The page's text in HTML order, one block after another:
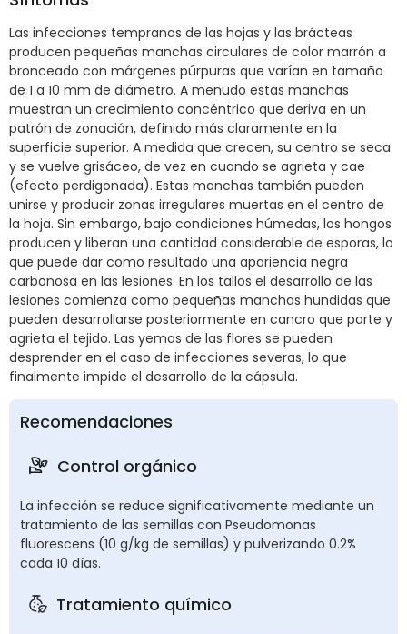
Las infecciones tempranas de las hojas y las brácteas
producen pequeñas manchas circulares de color marrón a
bronceado con márgenes púrpuras que varían en tamaño
de 1 a 10 mm de diámetro. A menudo estas manchas
muestran un crecimiento concéntrico que deriva en un
patrón de zonación, definido más claramente en la
superficie superior. A medida que crecen, su centro se seca
y se vuelve grisáceo, de vez en cuando se agrieta y cae
(efecto perdigonada). Estas manchas también pueden
unirse y producir zonas irregulares muertas en el centro de
la hoja. Sin embargo, bajo condiciones húmedas, los hongos
producen y liberan una cantidad considerable de esporas, lo
que puede dar como resultado una apariencia negra
carbonosa en las lesiones. En los tallos el desarrollo de las
lesiones comienza como pequeñas manchas hundidas que
pueden desarrollarse posteriormente en cancro que parte y
agrieta el tejido. Las yemas de las flores se pueden
desprender en el caso de infecciones severas, lo que
finalmente impide el desarrollo de la cápsula.
Recomendaciones
Control orgánico
La infección se reduce significativamente mediante un
tratamiento de las semillas con Pseudomonas
fluorescens (10 g/kg de semillas) y pulverizando 0.2%
cada 10 días.
Tratamiento químico